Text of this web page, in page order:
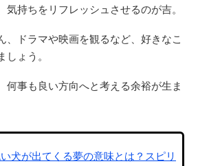
気持ちをリフレッシュさせるのが吉。
、ドラマや映画を観るなど、好きなこ
ょう。
何事も良い方向へと考える余裕が生ま
い犬が出てくる夢の意味とは？スピリ